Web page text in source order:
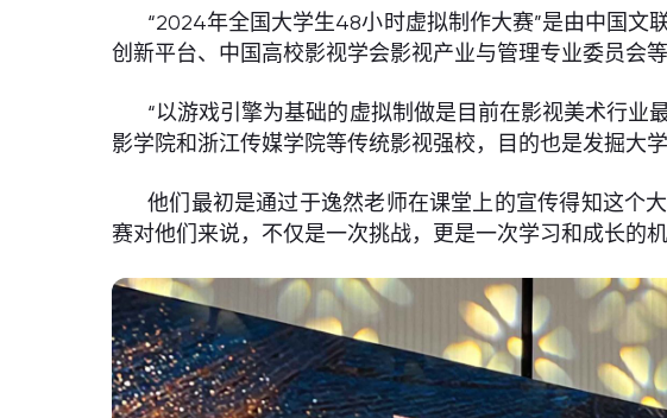
“2024年全国大学生48小时虚拟制作大赛”是由中国文
创新平台、中国高校影视学会影视产业与管理专业委员会
“以游戏引擎为基础的虚拟制做是目前在影视美术行
影学院和浙江传媒学院等传统影视强校，目的也是发掘大
他们最初是通过于逸然老师在课堂上的宣传得知这个
赛对他们来说，不仅是一次挑战，更是一次学习和成长的